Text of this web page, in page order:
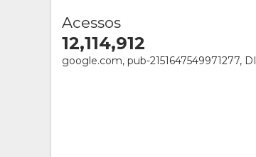
Acessos
12,114,912
google.com, pub-2151647549971277,